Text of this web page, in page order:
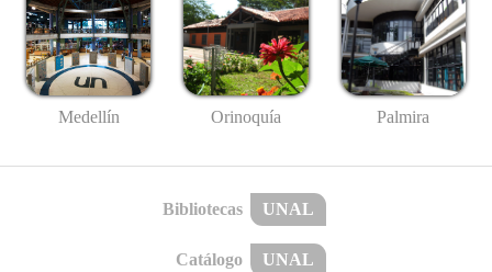
Medellín Orinoquía Palmira
Bibliotecas UNAL
Catálogo UNAL